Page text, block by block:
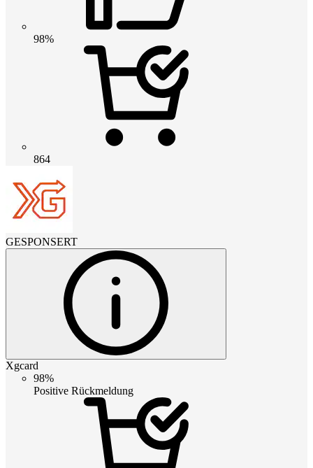
98%
864
GESPONSERT
Xgcard
98%
Positive Rückmeldung